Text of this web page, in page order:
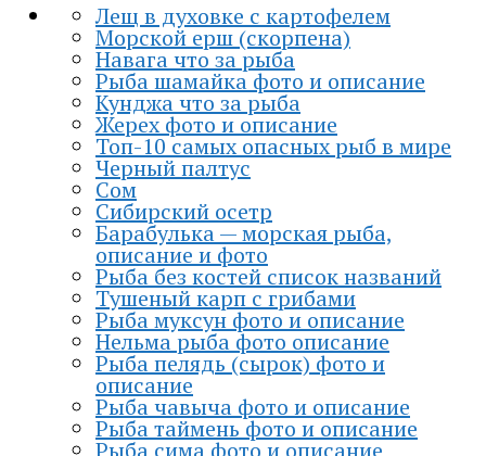
Лещ в духовке с картофелем
Морской ерш (скорпена)
Навага что за рыба
Рыба шамайка фото и описание
Кунджа что за рыба
Жерех фото и описание
Топ-10 самых опасных рыб в мире
Черный палтус
Сом
Сибирский осетр
Барабулька — морская рыба,
описание и фото
Рыба без костей список названий
Тушеный карп с грибами
Рыба муксун фото и описание
Нельма рыба фото описание
Рыба пелядь (сырок) фото и
описание
Рыба чавыча фото и описание
Рыба таймень фото и описание